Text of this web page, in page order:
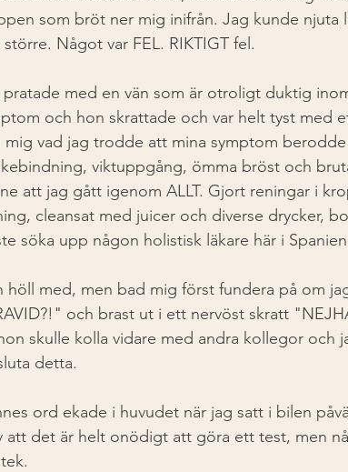
som bröt ner mig inifrån. Jag kunde njuta
större. Något var FEL. RIKTIGT fel.
pratade med en vän som är otroligt duktig
och hon skrattade och var helt tyst med
mig vad jag trodde att mina symptom berodde
viktuppgång, ömma bröst och
att jag gått igenom ALLT. Gjort reningar i
cleansat med juicer och diverse drycker,
söka upp någon holistisk läkare här i
höll med, men bad mig först fundera på om
och brast ut i ett nervöst skratt
skulle kolla vidare med andra kollegor och
detta.
ord ekade i huvudet när jag satt i bilen
att det är helt onödigt att göra ett test, men